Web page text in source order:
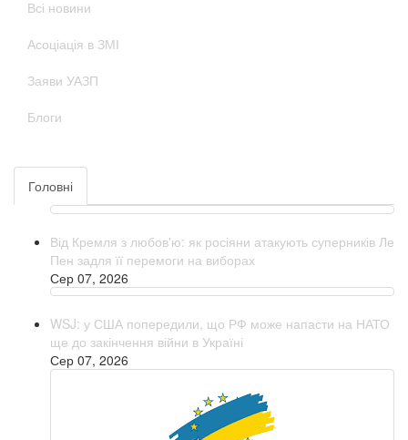
Всі новини
Асоціація в ЗМІ
Заяви УАЗП
Блоги
Головні
Від Кремля з любов'ю: як росіяни атакують суперників Ле
Пен задля її перемоги на виборах
Сер 07, 2026
WSJ: у США попередили, що РФ може напасти на НАТО
ще до закінчення війни в Україні
Сер 07, 2026